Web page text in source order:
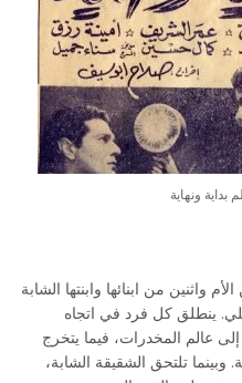
ونهاية
واثنين من ابنائها وابنتها الشابة
ينطلق كل فرد في اتجاه
عالم المخدرات، فيما يتخرج
تلتحق الشقيقة الشابة،